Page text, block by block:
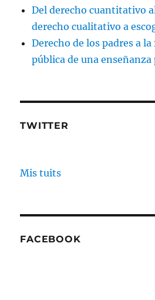
Del derecho cuantitativo
derecho cualitativo a
Derecho de los padres a
pública de una enseñanza
TWITTER
Mis tuits
FACEBOOK